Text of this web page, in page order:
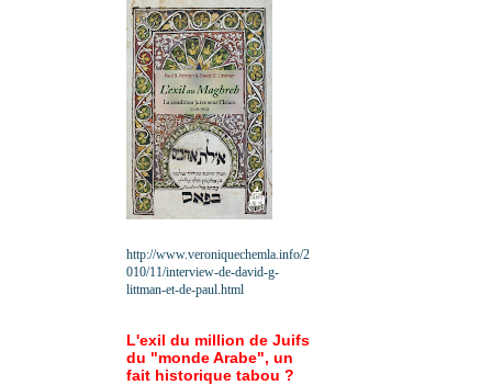
http://www.veroniquechemla.info/2
010/11/interview-de-david-g-
littman-et-de-paul.html
L'exil du million de Juifs
du "monde Arabe", un
fait historique tabou ?